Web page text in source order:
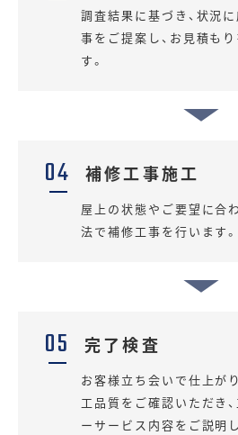
調査結果に基づき、状況
事をご提案し、お見積も
す。
04 補修工事施工
屋上の状態やご要望に合
法で補修工事を行います。
05 完了検査
お客様立ち会いで仕上が
工品質をご確認いただき
ーサービス内容をご説明